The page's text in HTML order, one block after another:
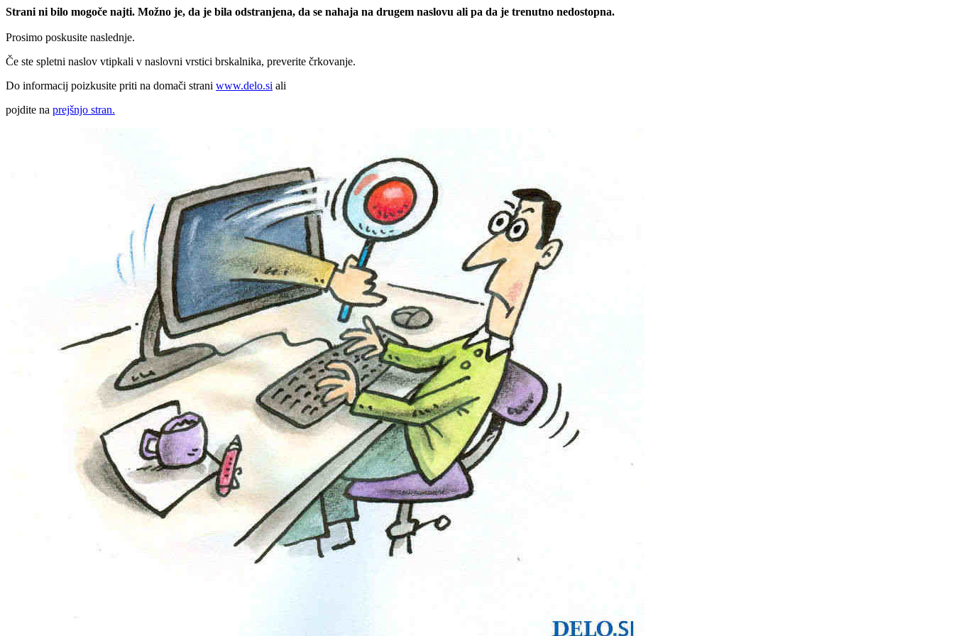
Strani ni bilo mogoče najti. Možno je, da je bila odstranjena, da se nahaja na drugem naslovu ali pa da je trenutno nedostopna.
Prosimo poskusite naslednje.
Če ste spletni naslov vtipkali v naslovni vrstici brskalnika, preverite črkovanje.
Do informacij poizkusite priti na domači strani www.delo.si ali
pojdite na prejšnjo stran.